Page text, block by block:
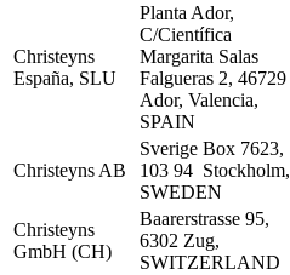
Christeyns
España, SLU
Planta Ador,
C/Científica
Margarita Salas
Falgueras 2, 46729
Ador, Valencia,
SPAIN
Christeyns AB
Sverige Box 7623,
103 94 Stockholm,
SWEDEN
Christeyns
GmbH (CH)
Baarerstrasse 95,
6302 Zug,
SWITZERLAND